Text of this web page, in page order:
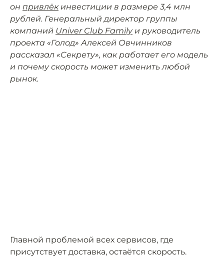
он привлёкинвестиции в размере 3,4 млн
рублей. Генеральный директор группы
компаний Univer Club Familyи руководитель
проекта «Голод» Алексей Овчинников
рассказал «Секрету», как работает его модель
и почему скорость может изменить любой
рынок.
Главной проблемой всех сервисов, где
присутствует доставка, остаётся скорость.